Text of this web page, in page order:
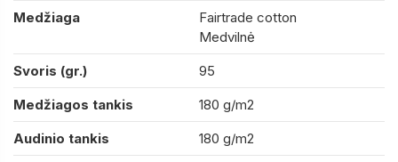
Medžiaga
Fairtrade cotton
Medvilnė
Svoris (gr.)
95
Medžiagos tankis
180 g/m2
Audinio tankis
180 g/m2